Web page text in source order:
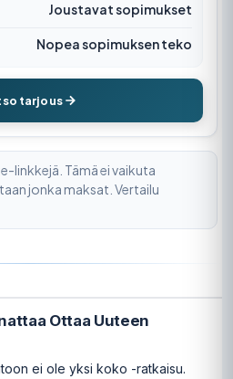
Joustavat sopimukset
Nopea sopimuksen teko
tarjous
linkkejä. Tämä ei vaikuta
jonka maksat. Vertailu
Ottaa Uuteen
ei ole yksi koko -ratkaisu.